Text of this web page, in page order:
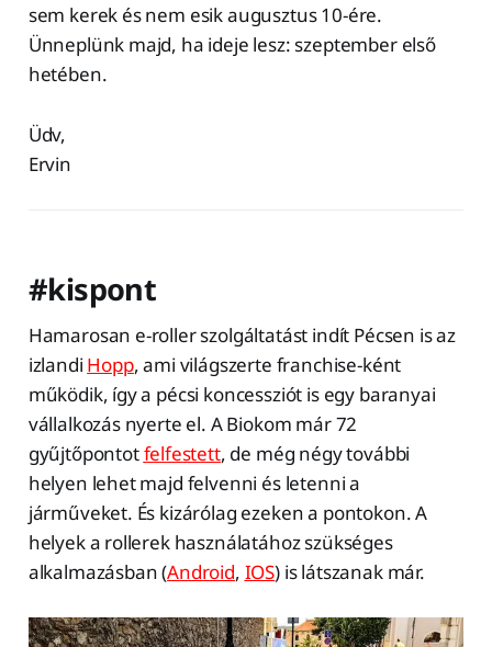
sem kerek és nem esik augusztus 10-ére.
Ünneplünk majd, ha ideje lesz: szeptember első
hetében.
Üdv,
Ervin
#kispont
Hamarosan e-roller szolgáltatást indít Pécsen is az
izlandi Hopp, ami világszerte franchise-ként
működik, így a pécsi koncessziót is egy baranyai
vállalkozás nyerte el. A Biokom már 72
gyűjtőpontotfelfestett, de még négy további
helyen lehet majd felvenni és letenni a
járműveket. És kizárólag ezeken a pontokon. A
helyek a rollerek használatához szükséges
alkalmazásban (Android, IOS) is látszanak már.